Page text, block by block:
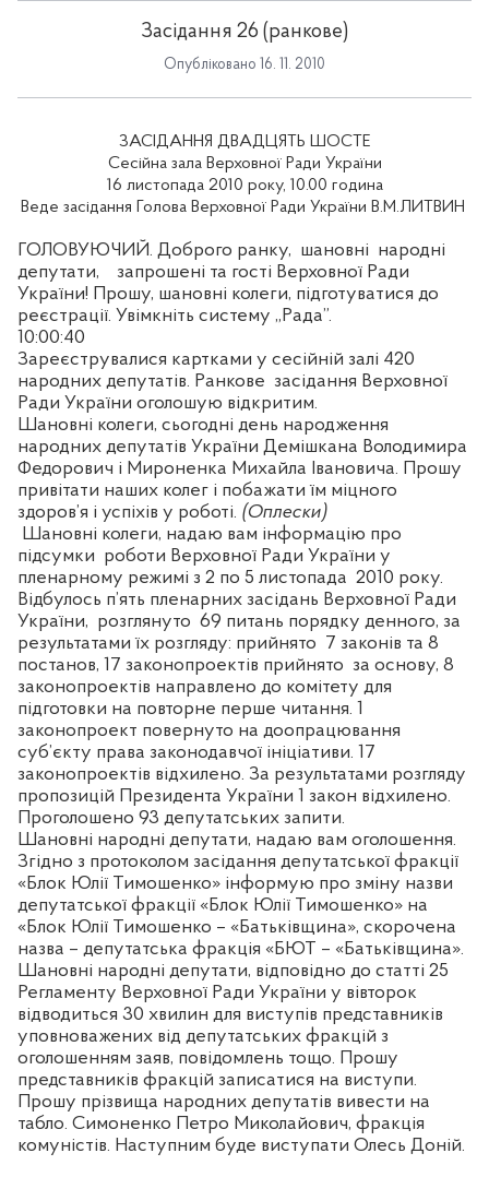
Засідання 26 (ранкове)
Опубліковано 16. 11. 2010
ЗАСІДАННЯ ДВАДЦЯТЬ ШОСТЕ
Сесійна зала Верховної Ради України
16 листопада 2010 року, 10.00 година
Веде засідання Голова Верховної Ради України В.М.ЛИТВИН
ГОЛОВУЮЧИЙ. Доброго ранку, шановні народні
депутати,
запрошені та гості Верховної Ради
України! Прошу, шановні колеги, підготуватися до
реєстрації. Увімкніть систему „Рада”.
10:00:40
Зареєструвалися картками у сесійній залі 420
народних депутатів. Ранкове засідання Верховної
Ради України оголошую відкритим.
Шановні колеги, сьогодні день народження
народних депутатів України Демішкана Володимира
Федорович і Мироненка Михайла Івановича. Прошу
привітати наших колег і побажати їм міцного
здоров’я і успіхів у роботі. (Оплески)
Шановні колеги, надаю вам інформацію про
підсумки роботи Верховної Ради України у
пленарному режимі з 2 по 5 листопада 2010 року.
Відбулось п’ять пленарних засідань Верховної Ради
України, розглянуто 69 питань порядку денного, за
результатами їх розгляду: прийнято 7 законів та 8
постанов, 17 законопроектів прийнято за основу, 8
законопроектів направлено до комітету для
підготовки на повторне перше читання. 1
законопроект повернуто на доопрацювання
суб’єкту права законодавчої ініціативи. 17
законопроектів відхилено. За результатами розгляду
пропозицій Президента України 1 закон відхилено.
Проголошено 93 депутатських запити.
Шановні народні депутати, надаю вам оголошення.
Згідно з протоколом засідання депутатської фракції
«Блок Юлії Тимошенко» інформую про зміну назви
депутатської фракції «Блок Юлії Тимошенко» на
«Блок Юлії Тимошенко – «Батьківщина», скорочена
назва – депутатська фракція «БЮТ – «Батьківщина».
Шановні народні депутати, відповідно до статті 25
Регламенту Верховної Ради України у вівторок
відводиться 30 хвилин для виступів представників
уповноважених від депутатських фракцій з
оголошенням заяв, повідомлень тощо. Прошу
представників фракцій записатися на виступи.
Прошу прізвища народних депутатів вивести на
табло. Симоненко Петро Миколайович, фракція
комуністів. Наступним буде виступати Олесь Доній.